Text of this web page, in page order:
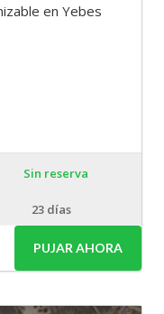
en Yebes
Sin reserva
23 días
PUJAR AHORA